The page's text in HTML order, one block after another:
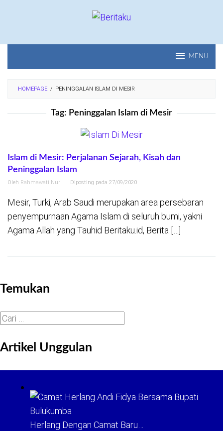
MENU
HOMEPAGE / PENINGGALAN ISLAM DI MESIR
Tag: Peninggalan Islam di Mesir
Islam di Mesir: Perjalanan Sejarah, Kisah dan
Peninggalan Islam
Oleh Rahmawati Nur Diposting pada 27/09/2020
Mesir, Turki, Arab Saudi merupakan area persebaran
penyempurnaan Agama Islam di seluruh bumi, yakni
Agama Allah yang Tauhid Beritaku.id, Berita […]
Temukan
Cari
Artikel Unggulan
Herlang Dengan Camat Baru…